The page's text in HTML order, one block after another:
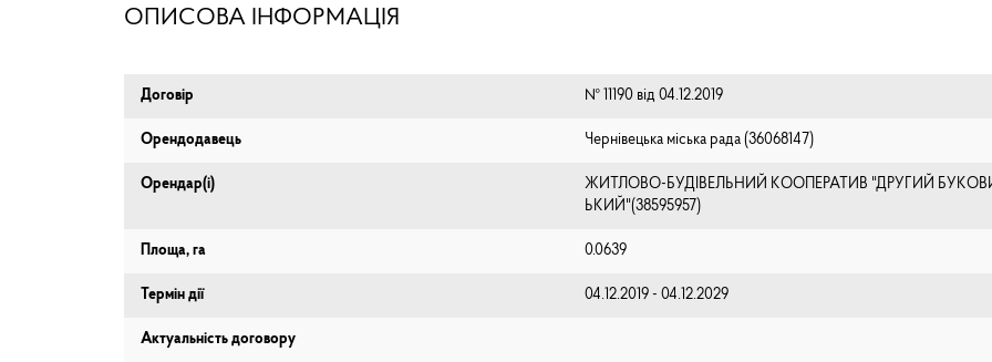
ОПИСОВА ІНФОРМАЦІЯ
Договір № 11190 від 04.12.2019
Орендодавець Чернівецька міська рада (⁨36068147⁩)
Орендар(і)
ЖИТЛОВО-БУДІВЕЛЬНИЙ КООПЕРАТИВ "ДРУГИЙ
ЬКИЙ"(38595957)
Площа, га 0.0639
Термін дії 04.12.2019 - 04.12.2029
Актуальність договору